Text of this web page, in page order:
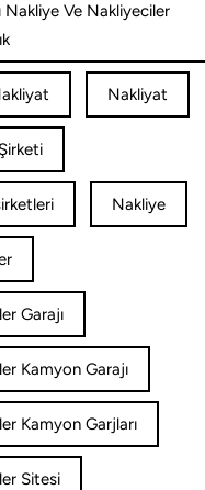
Nakliye Ve Nakliyeciler
Nakliyat
Nakliye
Garajı
Kamyon Garajı
Kamyon Garjları
Sitesi